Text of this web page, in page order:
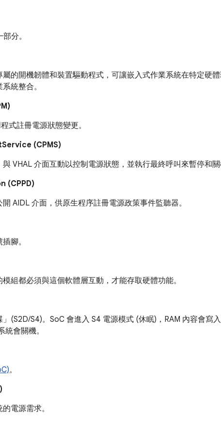
分。
的開機韌體和裝置驅動程式，可讓嵌入式作業系統在特定硬
統整合。
式註冊電源狀態變更。
(CPMS)
VHAL 介面互動以控制電源狀態，並執行最終呼叫來暫停和關
(CPPD)
AIDL 介面，供原生程序註冊電源政策事件監聽器。
腳。
組都必須與這個軟體層互動，才能存取硬體功能。
(S2D/S4)。 SoC 會進入 S4 電源模式 (休眠)，RAM 內容會寫
會關機。
。
電源需求。